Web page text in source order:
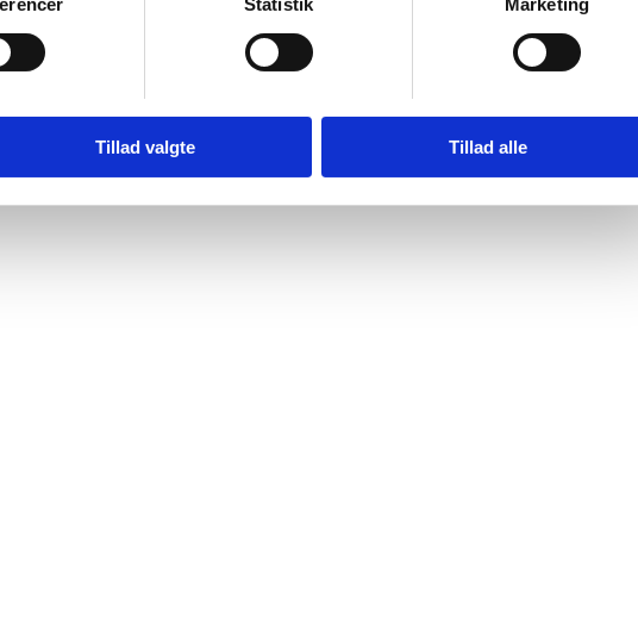
Statistik Marketing
Tillad valgte Tillad alle